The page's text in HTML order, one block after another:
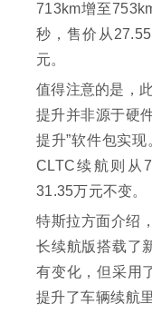
713km增至
秒，售价从
元。
值得注意的是，
提升并非源于硬
提升”软件包实
CLTC续航则从
31.35万元不变。
特斯拉方面介绍
长续航版搭载了
有变化，但采用
提升了车辆续航